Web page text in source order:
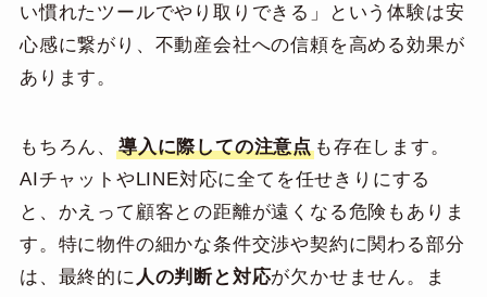
い慣れたツールでやり取りできる」という体験は安
心感に繋がり、不動産会社への信頼を高める効果が
あります。
もちろん、 導入に際しての注意点 も存在します。
AIチャットやLINE対応に全てを任せきりにする
と、かえって顧客との距離が遠くなる危険もありま
す。特に物件の細かな条件交渉や契約に関わる部分
は、最終的に 人の判断と対応が欠かせません。ま